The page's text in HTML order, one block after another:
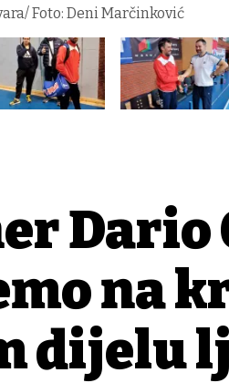
Foto: Deni Marčinković
Dario
na
dijelu